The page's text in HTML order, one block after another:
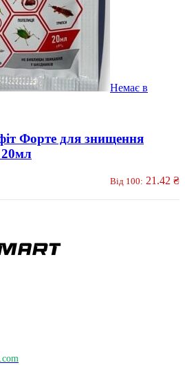
Немає в
Форте для знищення
20мл
Від 100: 21.42 ₴